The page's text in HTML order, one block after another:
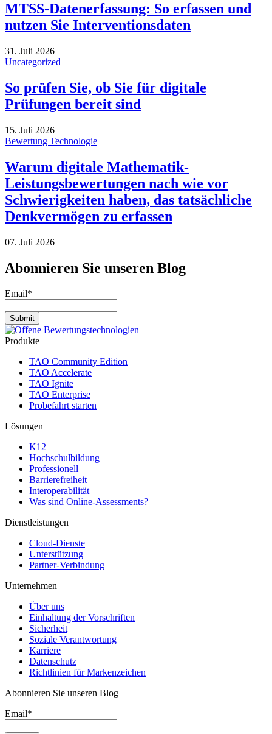
MTSS-Datenerfassung: So erfassen und
nutzen Sie Interventionsdaten
31. Juli 2026
Uncategorized
So prüfen Sie, ob Sie für digitale
Prüfungen bereit sind
15. Juli 2026
Bewertung Technologie
Warum digitale Mathematik-
Leistungsbewertungen nach wie vor
Schwierigkeiten haben, das tatsächliche
Denkvermögen zu erfassen
07. Juli 2026
Abonnieren Sie unseren Blog
Email*
Produkte
TAO Community Edition
TAO Accelerate
TAO Ignite
TAO Enterprise
Probefahrt starten
Lösungen
K12
Hochschulbildung
Professionell
Barrierefreiheit
Interoperabilität
Was sind Online-Assessments?
Dienstleistungen
Cloud-Dienste
Unterstützung
Partner-Verbindung
Unternehmen
Über uns
Einhaltung der Vorschriften
Sicherheit
Soziale Verantwortung
Karriere
Datenschutz
Richtlinien für Markenzeichen
Abonnieren Sie unseren Blog
Email*